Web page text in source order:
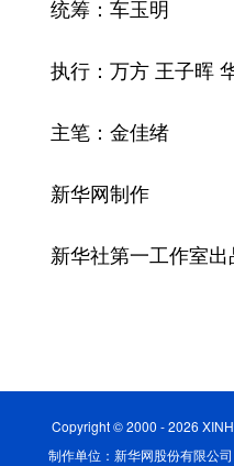
统筹：车玉明
执行：万方 王子晖
主笔：金佳绪
新华网制作
新华社第一工作室出
Copyright © 2000 - 2026
制作单位：新华网股份有限